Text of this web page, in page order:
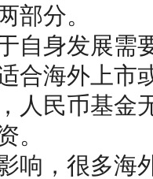
部分。
身发展需
合海外上市
人民币基金
。
，很多海